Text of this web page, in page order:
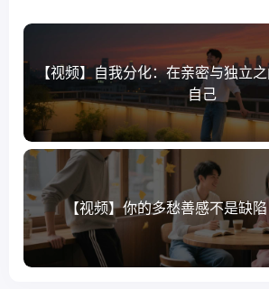
【视频】自我分化：在亲密与独立
自己
【视频】你的多愁善感不是缺